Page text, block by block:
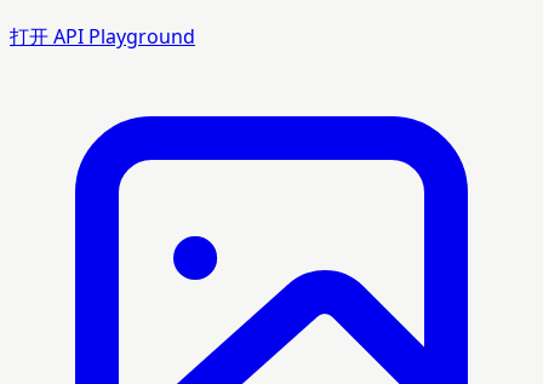
打开 API Playground